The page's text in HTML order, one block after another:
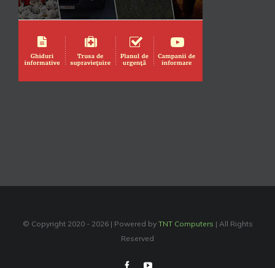
© Copyright 2020 - 2026 | Powered by TNT Computers | All Rights
Reserved
FacebookYouTube